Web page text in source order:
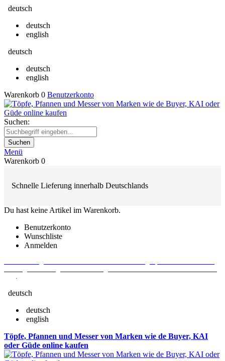
deutsch
deutsch
english
deutsch
deutsch
english
Warenkorb 0 Benutzerkonto
Suchen:
Suchen
Menü
Warenkorb 0
Schnelle Lieferung innerhalb Deutschlands
Du hast keine Artikel im Warenkorb.
Benutzerkonto
Wunschliste
Anmelden
.
deutsch
deutsch
english
Töpfe, Pfannen und Messer von Marken wie de Buyer, KAI
oder Güde online kaufen